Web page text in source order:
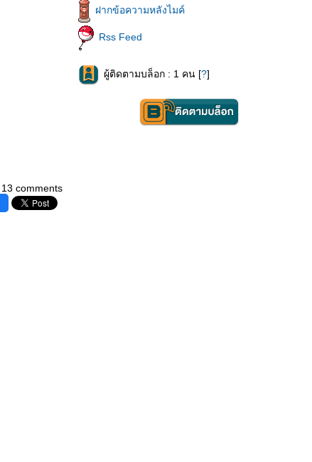
13 comments
ฝากข้อความหลังไมค์
Rss Feed
ผู้ติดตามบล็อก : 1 คน [?]